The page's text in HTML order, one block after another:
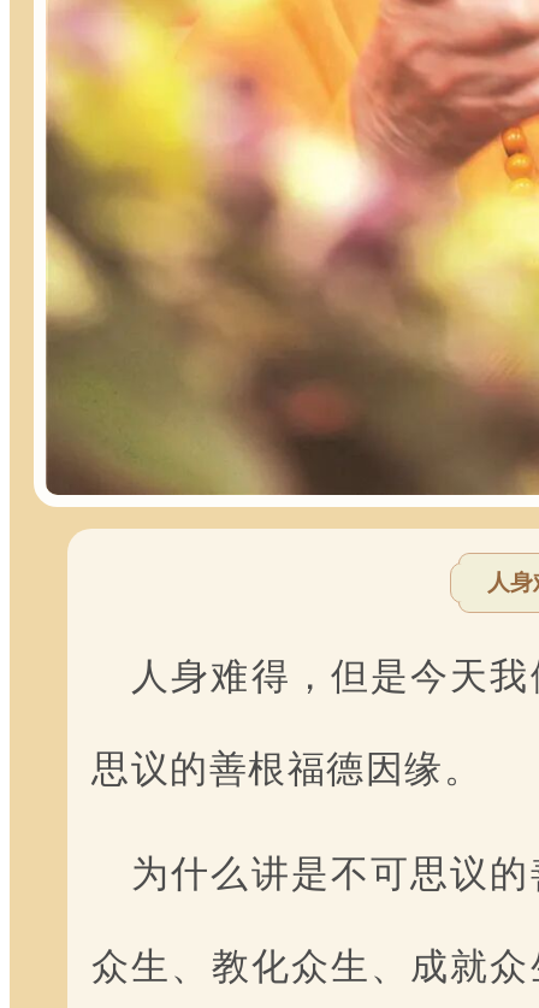
人
人身难得，但是今天
思议的善根福德因缘。
为什么讲是不可思议
众生、教化众生、成就